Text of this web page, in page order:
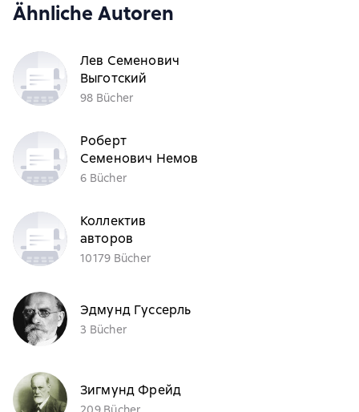
Ähnliche Autoren
Лев Семенович
Выготский
98 Bücher
Роберт
Семенович Немов
6 Bücher
Коллектив
авторов
10179 Bücher
Эдмунд Гуссерль
3 Bücher
Зигмунд Фрейд